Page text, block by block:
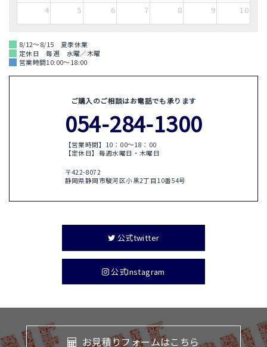
4
5 6 7 8 9 10
8/12～8/15 夏季休業
定休日 毎週 水曜／木曜
営業時間10:00～18:00
ご購入のご相談はお電話でも承ります
054-284-1300
【営業時間】10：00〜18：00
【定休日】毎週水曜日・木曜日
〒422-8072
静岡県静岡市駿河区小黒2丁目10番54号
公式twitter
公式Instagram
お見積りフォームはこちら